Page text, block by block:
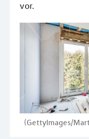
vor.
(GettyImages/